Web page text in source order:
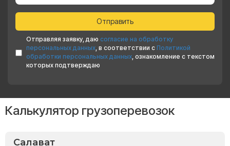
Отправляя заявку, даю согласие на обработку
персональных данных, в соответствии с Политикой
обработки персональных данных, ознакомление с текстом
которых подтверждаю
Калькулятор грузоперевозок